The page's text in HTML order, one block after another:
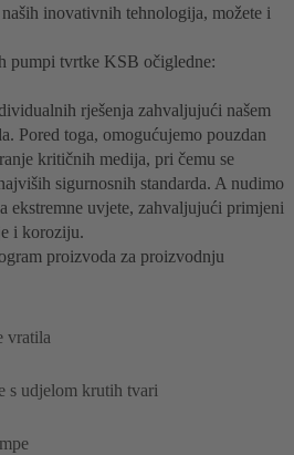
inovativnih tehnologija, možete i
pumpi tvrtke KSB očigledne:
rješenja zahvaljujući našem
Pored toga, omogućujemo pouzdan
kritičnih medija, pri čemu se
sigurnosnih standarda. A nudimo
ekstremne uvjete, zahvaljujući primjeni
i koroziju.
proizvoda za proizvodnju
vratila
s udjelom krutih tvari